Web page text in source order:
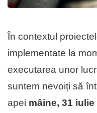
În contextul
implementate la
executarea unor
suntem nevoiți să
apei mâine, 31